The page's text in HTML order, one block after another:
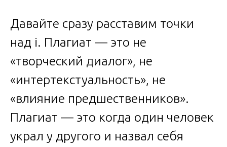
Давайте сразу расставим точки
над i. Плагиат — это не
«творческий диалог», не
«интертекстуальность», не
«влияние предшественников».
Плагиат — это когда один человек
украл у другого и назвал себя